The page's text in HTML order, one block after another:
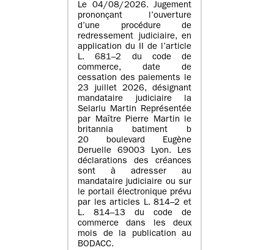
Le 04/08/2026. Jugement
prononçant l’ouverture
d’une procédure de
redressement judiciaire, en
application du II de l’article
L. 681–2 du code de
commerce, date de
cessation des paiements le
23 juillet 2026, désignant
mandataire judiciaire la
Selarlu Martin Représentée
par Maître Pierre Martin le
britannia batiment b
20 boulevard Eugène
Deruelle 69003 Lyon. Les
déclarations des créances
sont à adresser au
mandataire judiciaire ou sur
le portail électronique prévu
par les articles L. 814–2 et
L. 814–13 du code de
commerce dans les deux
mois de la publication au
BODACC.